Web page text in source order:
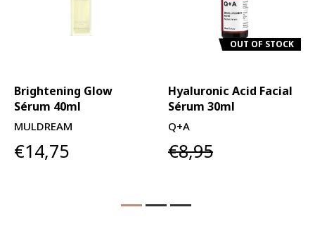
Brightening Glow
Sérum 40ml
MULDREAM
€14,75
OUT OF STOCK
Hyaluronic Acid Facial
Sérum 30ml
Q+A
€8,95